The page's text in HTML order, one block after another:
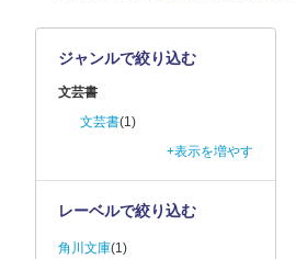
ジャンルで絞り込む
文芸書
文芸書(1)
+表示を増やす
レーベルで絞り込む
角川文庫(1)